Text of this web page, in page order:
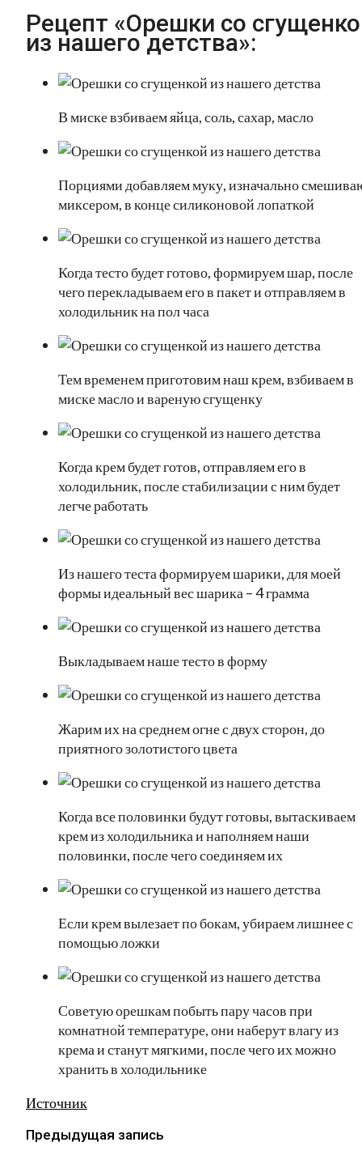
Рецепт «Орешки со
из нашего детства»:
В миске взбиваем яйца, соль, сахар, масло
Порциями добавляем муку, изначально
миксером, в конце силиконовой лопаткой
Когда тесто будет готово, формируем шар, после
чего перекладываем его в пакет и отправляем в
холодильник на пол часа
Тем временем приготовим наш крем, взбиваем в
миске масло и вареную сгущенку
Когда крем будет готов, отправляем его в
холодильник, после стабилизации с ним будет
легче работать
Из нашего теста формируем шарики, для моей
формы идеальный вес шарика – 4 грамма
Выкладываем наше тесто в форму
Жарим их на среднем огне с двух сторон, до
приятного золотистого цвета
Когда все половинки будут готовы, вытаскиваем
крем из холодильника и наполняем наши
половинки, после чего соединяем их
Если крем вылезает по бокам, убираем лишнее с
помощью ложки
Советую орешкам побыть пару часов при
комнатной температуре, они наберут влагу из
крема и станут мягкими, после чего их можно
хранить в холодильнике
Источник
Предыдущая запись